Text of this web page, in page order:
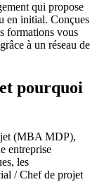
qui propose
en initial. Conçues
formations vous
à un réseau de
pourquoi
(MBA MDP),
entreprise
les
/ Chef de projet